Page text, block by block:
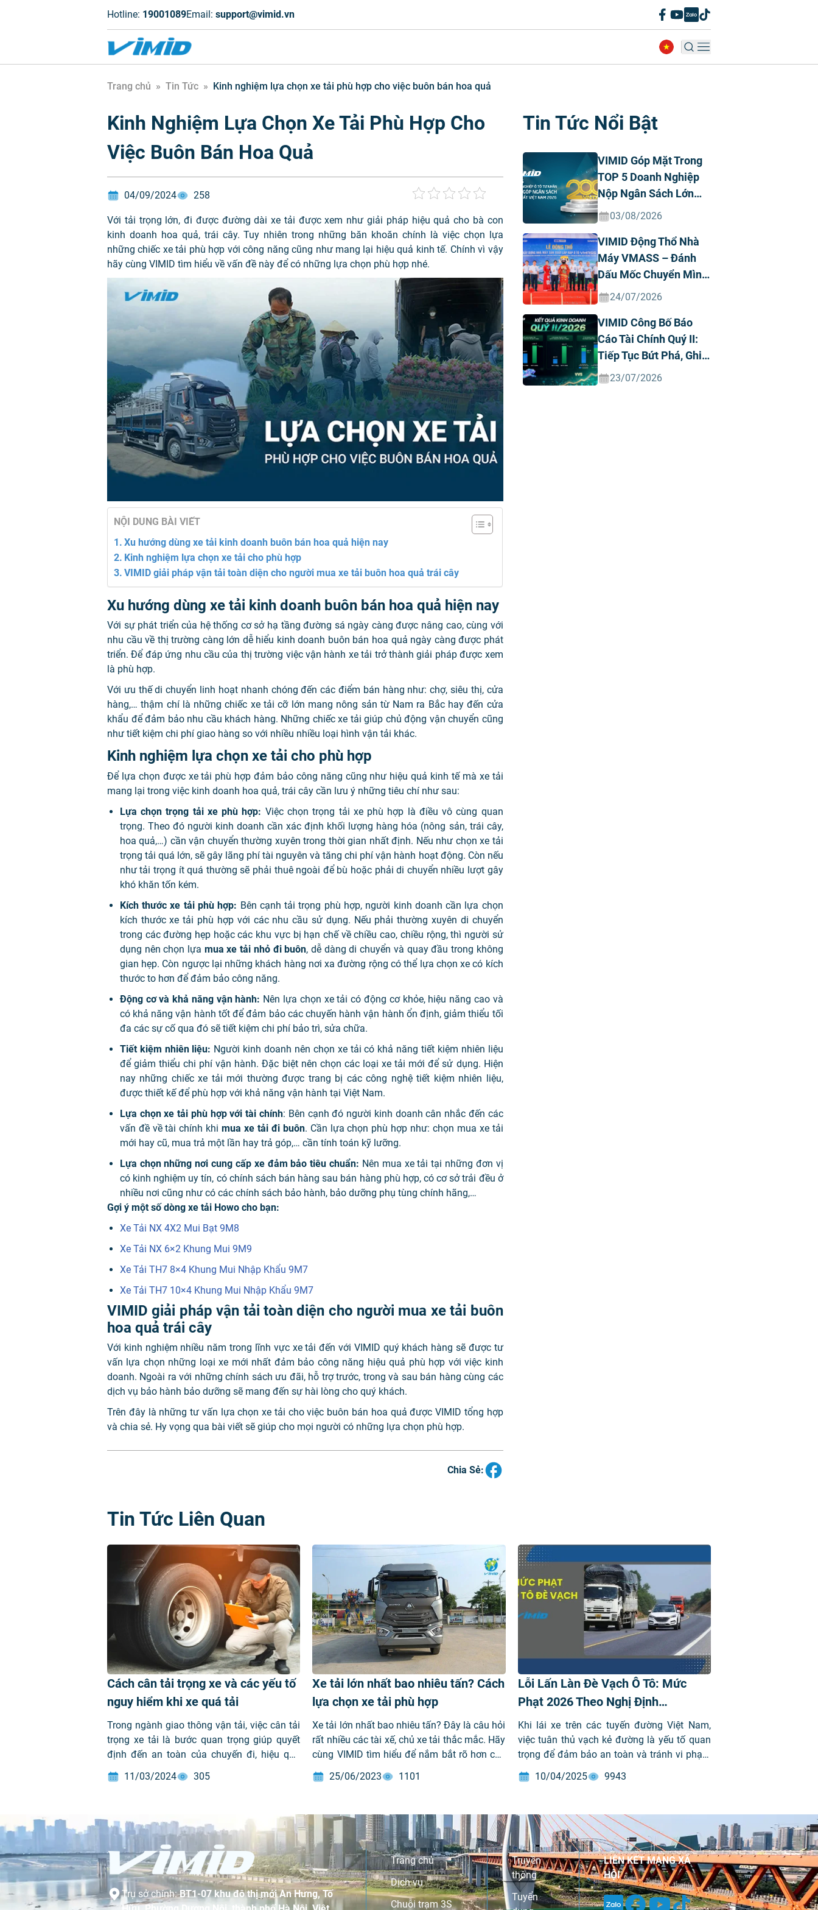
Hotline: 19001089Email: support@vimid.vn
Trang chủ » Tin Tức » Kinh nghiệm lựa chọn xe tải phù hợp cho việc buôn bán hoa quả
Kinh Nghiệm Lựa Chọn Xe Tải Phù Hợp Cho
Việc Buôn Bán Hoa Quả
04/09/2024 258
Với tải trọng lớn, đi được đường dài xe tải được xem như giải pháp hiệu quả cho bà con
kinh doanh hoa quả, trái cây. Tuy nhiên trong những băn khoăn chính là việc chọn lựa
những chiếc xe tải phù hợp với công năng cũng như mang lại hiệu quả kinh tế. Chính vì vậy
hãy cùng VIMID tìm hiểu về vấn đề này để có những lựa chọn phù hợp nhé.
NỘI DUNG BÀI VIẾT
Xu hướng dùng xe tải kinh doanh buôn bán hoa quả hiện nay
Kinh nghiệm lựa chọn xe tải cho phù hợp
VIMID giải pháp vận tải toàn diện cho người mua xe tải buôn hoa quả trái cây
Xu hướng dùng xe tải kinh doanh buôn bán hoa quả hiện nay
Với sự phát triển của hệ thống cơ sở hạ tầng đường sá ngày càng được nâng cao, cùng với
nhu cầu về thị trường càng lớn dễ hiểu kinh doanh buôn bán hoa quả ngày càng được phát
triển. Để đáp ứng nhu cầu của thị trường việc vận hành xe tải trở thành giải pháp được xem
là phù hợp.
Với ưu thế di chuyển linh hoạt nhanh chóng đến các điểm bán hàng như: chợ, siêu thị, cửa
hàng,… thậm chí là những chiếc xe tải cỡ lớn mang nông sản từ Nam ra Bắc hay đến cửa
khẩu để đảm bảo nhu cầu khách hàng. Những chiếc xe tải giúp chủ động vận chuyển cũng
như tiết kiệm chi phí giao hàng so với nhiều nhiều loại hình vận tải khác.
Kinh nghiệm lựa chọn xe tải cho phù hợp
Để lựa chọn được xe tải phù hợp đảm bảo công năng cũng như hiệu quả kinh tế mà xe tải
mang lại trong việc kinh doanh hoa quả, trái cây cần lưu ý những tiêu chí như sau:
Lựa chọn trọng tải xe phù hợp: Việc chọn trọng tải xe phù hợp là điều vô cùng quan
trọng. Theo đó người kinh doanh cần xác định khối lượng hàng hóa (nông sản, trái cây,
hoa quả,…) cần vận chuyển thường xuyên trong thời gian nhất định. Nếu như chọn xe tải
trọng tải quá lớn, sẽ gây lãng phí tài nguyên và tăng chi phí vận hành hoạt động. Còn nếu
như tải trọng ít quá thường sẽ phải thuê ngoài để bù hoặc phải di chuyển nhiều lượt gây
khó khăn tốn kém.
Kích thước xe tải phù hợp: Bên cạnh tải trọng phù hợp, người kinh doanh cần lựa chọn
kích thước xe tải phù hợp với các nhu cầu sử dụng. Nếu phải thường xuyên di chuyển
trong các đường hẹp hoặc các khu vực bị hạn chế về chiều cao, chiều rộng, thì người sử
dụng nên chọn lựa mua xe tải nhỏ đi buôn, dễ dàng di chuyển và quay đầu trong không
gian hẹp. Còn ngược lại những khách hàng nơi xa đường rộng có thể lựa chọn xe có kích
thước to hơn để đảm bảo công năng.
Động cơ và khả năng vận hành: Nên lựa chọn xe tải có động cơ khỏe, hiệu năng cao và
có khả năng vận hành tốt để đảm bảo các chuyến hành vận hành ổn định, giảm thiểu tối
đa các sự cố qua đó sẽ tiết kiệm chi phí bảo trì, sửa chữa.
Tiết kiệm nhiên liệu: Người kinh doanh nên chọn xe tải có khả năng tiết kiệm nhiên liệu
để giảm thiểu chi phí vận hành. Đặc biệt nên chọn các loại xe tải mới để sử dụng. Hiện
nay những chiếc xe tải mới thường được trang bị các công nghệ tiết kiệm nhiên liệu,
được thiết kế để phù hợp với khả năng vận hành tại Việt Nam.
Lựa chọn xe tải phù hợp với tài chính: Bên cạnh đó người kinh doanh cân nhắc đến các
vấn đề về tài chính khimua xe tải đi buôn. Cần lựa chọn phù hợp như: chọn mua xe tải
mới hay cũ, mua trả một lần hay trả góp,… cần tính toán kỹ lưỡng.
Lựa chọn những nơi cung cấp xe đảm bảo tiêu chuẩn: Nên mua xe tải tại những đơn vị
có kinh nghiệm uy tín, có chính sách bán hàng sau bán hàng phù hợp, có cơ sở trải đều ở
nhiều nơi cũng như có các chính sách bảo hành, bảo dưỡng phụ tùng chính hãng,…
Gợi ý một số dòng xe tải Howo cho bạn:
Xe Tải NX 4X2 Mui Bạt 9M8
Xe Tải NX 6×2 Khung Mui 9M9
Xe Tải TH7 8×4 Khung Mui Nhập Khẩu 9M7
Xe Tải TH7 10×4 Khung Mui Nhập Khẩu 9M7
VIMID giải pháp vận tải toàn diện cho người mua xe tải buôn
hoa quả trái cây
Với kinh nghiệm nhiều năm trong lĩnh vực xe tải đến với VIMID quý khách hàng sẽ được tư
vấn lựa chọn những loại xe mới nhất đảm bảo công năng hiệu quả phù hợp với việc kinh
doanh. Ngoài ra với những chính sách ưu đãi, hỗ trợ trước, trong và sau bán hàng cùng các
dịch vụ bảo hành bảo dưỡng sẽ mang đến sự hài lòng cho quý khách.
Trên đây là những tư vấn lựa chọn xe tải cho việc buôn bán hoa quả được VIMID tổng hợp
và chia sẻ. Hy vọng qua bài viết sẽ giúp cho mọi người có những lựa chọn phù hợp.
Chia Sẻ:
Tin Tức Nổi Bật
VIMID Góp Mặt Trong
TOP 5 Doanh Nghiệp
Nộp Ngân Sách Lớn
Nhất Việt Nam Năm
Nhân
03/08/2026
VIMID Động Thổ Nhà
Máy VMASS – Đánh
Dấu Mốc Chuyển Mình
Chiến Lược
24/07/2026
VIMID Công Bố Báo
Cáo Tài Chính Quý II:
Tiếp Tục Bứt Phá, Ghi
Nhận Doanh Thu Và
23/07/2026
Tin Tức Liên Quan
Cách cân tải trọng xe và các yếu tố
nguy hiểm khi xe quá tải
Trong ngành giao thông vận tải, việc cân tải
trọng xe tải là bước quan trọng giúp quyết
định đến an toàn của chuyến đi, hiệu quả
hoạt động của xe mà còn tuân thủ theo
đúng quy định an toàn giao thông. Vậy cân
11/03/2024 305
Xe tải lớn nhất bao nhiêu tấn? Cách
lựa chọn xe tải phù hợp
Xe tải lớn nhất bao nhiêu tấn? Đây là câu hỏi
rất nhiều các tài xế, chủ xe tải thắc mắc. Hãy
cùng VIMID tìm hiểu để nắm bắt rõ hơn các
thông số này để chọn được cho mình một
chiếc xe phù hợp nhất nhé!
25/06/2023 1101
Lỗi Lấn Làn Đè Vạch Ô Tô: Mức
Phạt 2026 Theo Nghị Định
168/2024/NĐ-CP
Khi lái xe trên các tuyến đường Việt Nam,
việc tuân thủ vạch kẻ đường là yếu tố quan
trọng để đảm bảo an toàn và tránh vi phạm
giao thông. Trong số các lỗi phổ biến, lỗi lấn
làn đè vạch ô tô thường xuyên khiến các tài
nhỏ.
10/04/2025 9943
Trụ sở chính:BT1-07 khu đô thị mới An Hưng, Tố
Trang chủ
Dịch vụ
Chuỗi trạm 3S
Truyền
thông
Tuyển
LIÊN KẾT MẠNG XÃ
HỘI